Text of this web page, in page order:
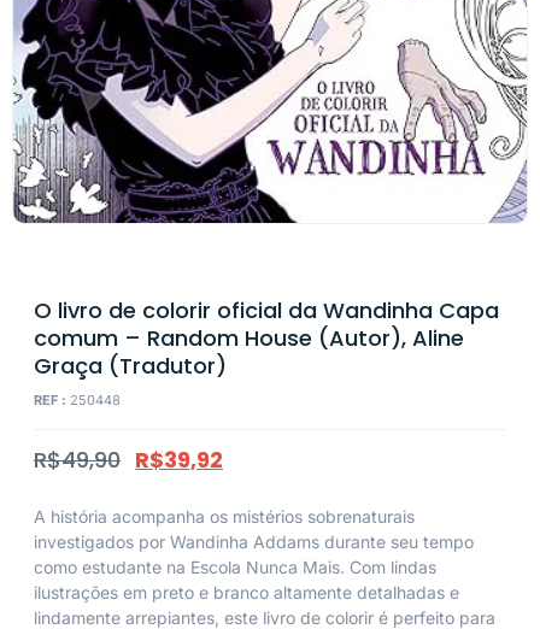
O livro de colorir oficial da Wandinha Capa
comum – Random House (Autor), Aline
Graça (Tradutor)
REF : 250448
R$49,90 R$39,92
A história acompanha os mistérios sobrenaturais
investigados por Wandinha Addams durante seu tempo
como estudante na Escola Nunca Mais. Com lindas
ilustrações em preto e branco altamente detalhadas e
lindamente arrepiantes, este livro de colorir é perfeito para